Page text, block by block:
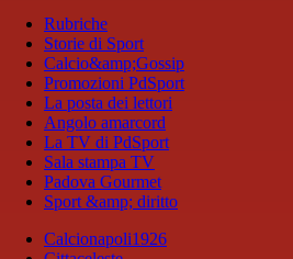
Rubriche
Storie di Sport
Calcio&amp;Gossip
Promozioni PdSport
La posta dei lettori
Angolo amarcord
La TV di PdSport
Sala stampa TV
Padova Gourmet
Sport &amp; diritto
Calcionapoli1926